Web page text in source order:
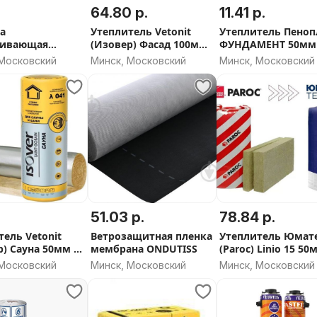
27, ведро
64.80 р.
Утеплитель Vetonit
(Изовер) Фасад 100мм
(135 плотность) -
СКИДКА ОТ ОБЬЕМА
Минск, Московский
11.41 р.
Утеплитель
ФУНДАМЕНТ 50мм
СКИДКА ОТ ОБЬЕМА
Минск, Московский
Vetonit
Сауна 50мм -
ОТ ОБЬЕМА
51.03 р.
Ветрозащитная пленка
мембрана ONDUTISS
Минск, Московский
78.84 р.
Утеплитель
(Paroc) Linio 15
(4,32 м2) - 105
плотность
Минск, Московский